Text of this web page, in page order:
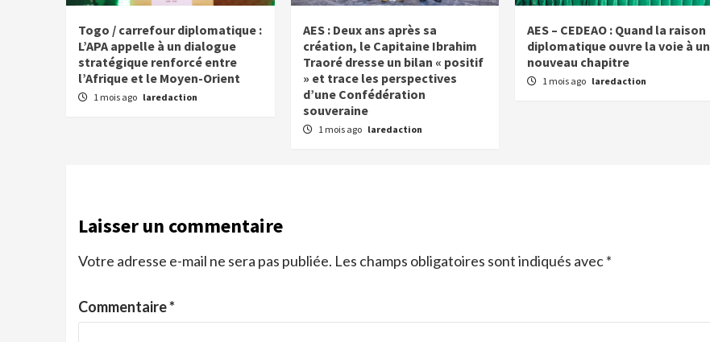
Togo / carrefour diplomatique :
L’APA appelle à un dialogue
stratégique renforcé entre
l’Afrique et le Moyen-Orient
1 mois ago laredaction
AES : Deux ans après sa
création, le Capitaine Ibrahim
Traoré dresse un bilan « positif
» et trace les perspectives
d’une Confédération
souveraine
1 mois ago laredaction
AES – CEDEAO : Quand la raison
diplomatique ouvre la voie à un
nouveau chapitre
1 mois ago laredaction
Laisser un commentaire
Votre adresse e-mail ne sera pas publiée. Les champs obligatoires sont indiqués avec*
Commentaire*